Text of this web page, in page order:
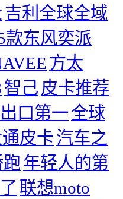
吉利全球全域
款东风奕派
方太
智己 皮卡推荐
口第一全球
皮卡汽车之
年轻人的第
联想moto